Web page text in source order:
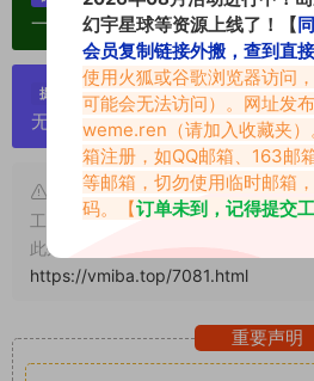
一归档方便收藏！
提示：
严禁搬运资源链接，一经
无露点、需求请绕道，关闭本站网
申明：本文资源均来源网友分享，
工单处理。
此外本文章皆属于原创文章，转载请
https://vmiba.top/7081.html
重要声明
幻宇星球等资源上线了！【
会员复制链接外搬，查到直接
使用火狐或谷歌浏览器访问
可能会无法访问）。网址发布
weme.ren （请加入收藏夹
箱注册，如QQ邮箱、163邮
等邮箱，切勿使用临时邮箱
码。【订单未到，记得提交